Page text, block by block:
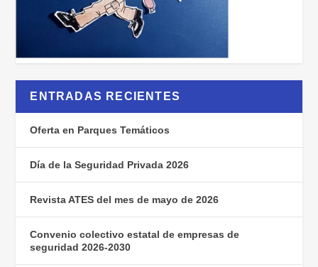
ENTRADAS RECIENTES
Oferta en Parques Temáticos
Día de la Seguridad Privada 2026
Revista ATES del mes de mayo de 2026
Convenio colectivo estatal de empresas de
seguridad 2026-2030